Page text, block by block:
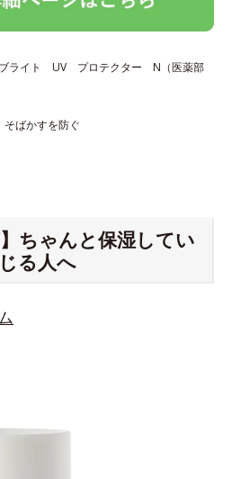
ライト UV プロテクター N（医薬部
ばかすを防ぐ
ちゃんと保湿してい
る人へ